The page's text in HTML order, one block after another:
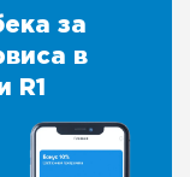
в
R1